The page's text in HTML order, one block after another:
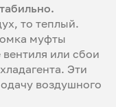
то теплый.
муфты
или сбои
Эти
воздушного